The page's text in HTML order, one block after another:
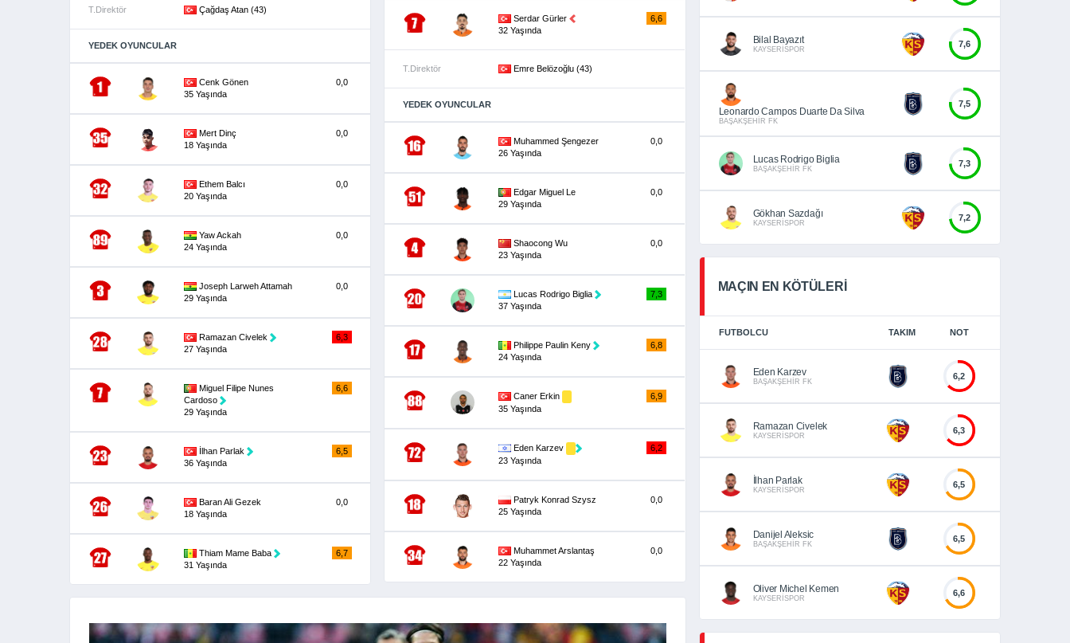
T.Direktör Çağdaş Atan (43)
YEDEK OYUNCULAR
Cenk Gönen
35 Yaşında
0,0
Mert Dinç
18 Yaşında
0,0
Ethem Balcı
20 Yaşında
0,0
Yaw Ackah
24 Yaşında
0,0
Joseph Larweh Attamah
29 Yaşında
0,0
Ramazan Civelek
27 Yaşında
6,3
Miguel Filipe Nunes
Cardoso
29 Yaşında
6,6
İlhan Parlak
36 Yaşında
6,5
Baran Ali Gezek
18 Yaşında
0,0
Thiam Mame Baba
31 Yaşında
6,7
Serdar Gürler
32 Yaşında
6,6
T.Direktör Emre Belözoğlu (43)
YEDEK OYUNCULAR
Muhammed Şengezer
26 Yaşında
0,0
Edgar Miguel Le
29 Yaşında
0,0
Shaocong Wu
23 Yaşında
0,0
Lucas Rodrigo Biglia
37 Yaşında
7,3
Philippe Paulin Keny
24 Yaşında
6,8
Caner Erkin
35 Yaşında
6,9
Eden Karzev
23 Yaşında
6,2
Patryk Konrad Szysz
25 Yaşında
0,0
Muhammet Arslantaş
22 Yaşında
0,0
Bilal Bayazıt
KAYSERİSPOR
7,6
Leonardo Campos Duarte Da Silva
BAŞAKŞEHİR FK
7,5
Lucas Rodrigo Biglia
BAŞAKŞEHİR FK
7,3
Gökhan Sazdağı
KAYSERİSPOR
7,2
MAÇIN EN KÖTÜLERİ
FUTBOLCU TAKIM NOT
Eden Karzev
BAŞAKŞEHİR FK
6,2
Ramazan Civelek
KAYSERİSPOR
6,3
İlhan Parlak
KAYSERİSPOR
6,5
Danijel Aleksic
BAŞAKŞEHİR FK
6,5
Oliver Michel Kemen
KAYSERİSPOR
6,6